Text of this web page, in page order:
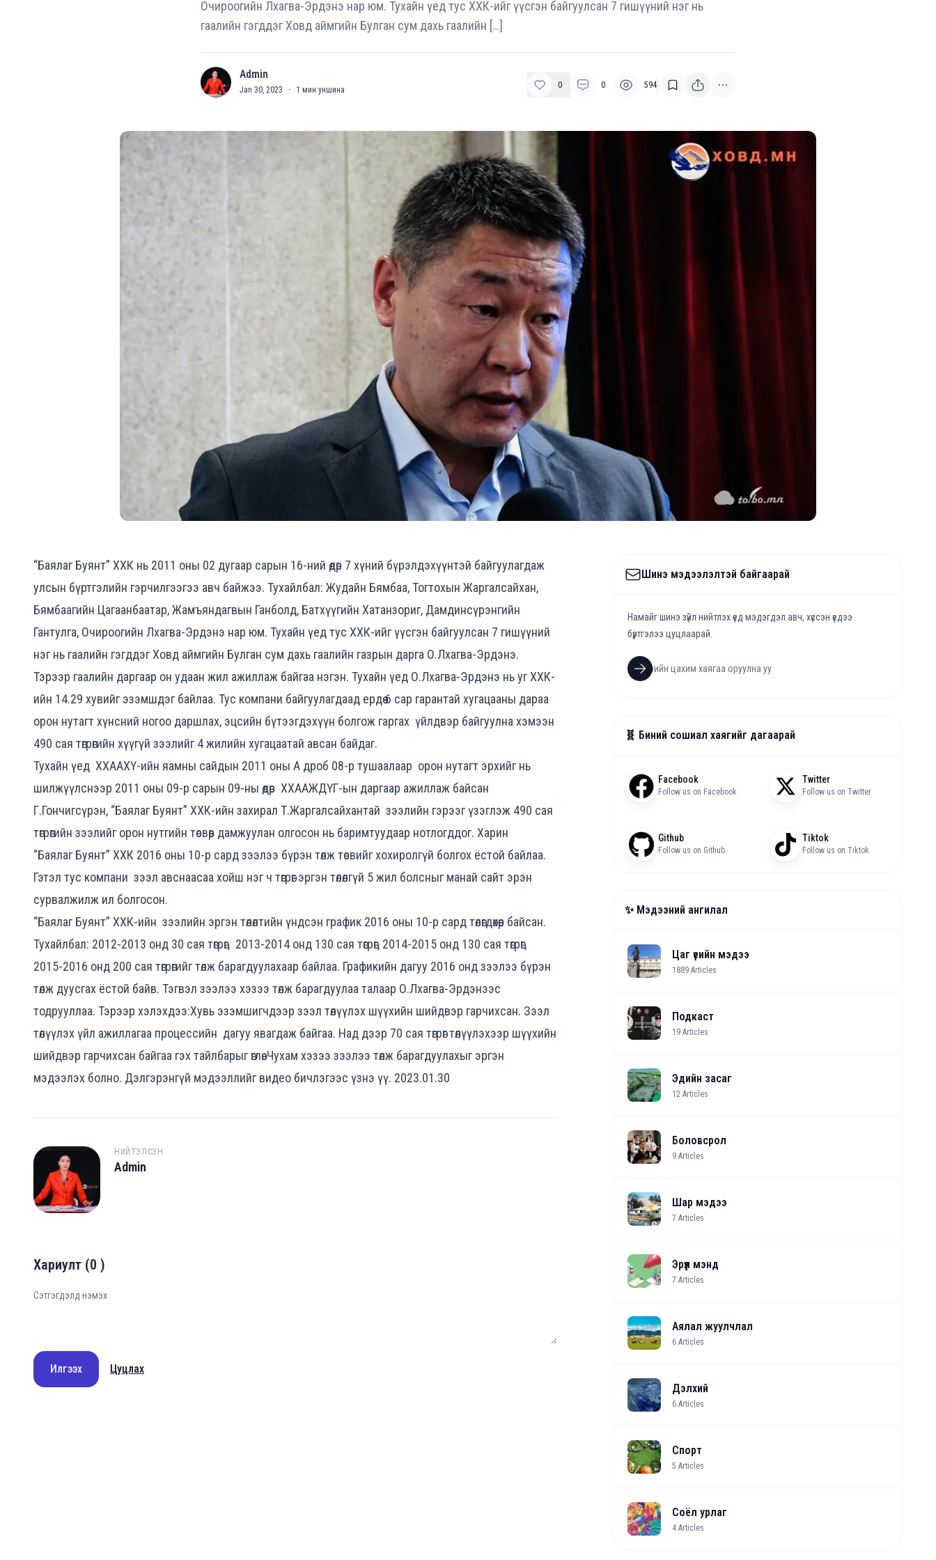
Очироогийн Лхагва-Эрдэнэ нар юм. Тухайн үед тус ХХК-ийг үүсгэн байгуулсан 7 гишүүний нэг нь
гаалийн гэгддэг Ховд аймгийн Булган сум дахь гаалийн […]
A Admin
Jan 30, 2023 · 1 мин уншина 0 0 594
“Баялаг Буянт” ХХК нь 2011 оны 02 дугаар сарын 16-ний өдөр 7 хүний бүрэлдэхүүнтэй байгуулагдаж
улсын бүртгэлийн гэрчилгээгээ авч байжээ. Тухайлбал: Жудайн Бямбаа, Тогтохын Жаргалсайхан,
Бямбаагийн Цагаанбаатар, Жамъяндагвын Ганболд, Батхүүгийн Хатанзориг, Дамдинсүрэнгийн
Гантулга, Очироогийн Лхагва-Эрдэнэ нар юм. Тухайн үед тус ХХК-ийг үүсгэн байгуулсан 7 гишүүний
нэг нь гаалийн гэгддэг Ховд аймгийн Булган сум дахь гаалийн газрын дарга О.Лхагва-Эрдэнэ.
Тэрээр гаалийн даргаар он удаан жил ажиллаж байгаа нэгэн. Тухайн үед О.Лхагва-Эрдэнэ нь уг ХХК-
ийн 14.29 хувийг эзэмшдэг байлаа. Тус компани байгуулагдаад ердөө 6 сар гарантай хугацааны дараа
орон нутагт хүнсний ногоо даршлах, эцсийн бүтээгдэхүүн болгож гаргах үйлдвэр байгуулна хэмээн
490 сая төгрөгийн хүүгүй зээлийг 4 жилийн хугацаатай авсан байдаг.
Тухайн үед ХХААХҮ-ийн яамны сайдын 2011 оны А дроб 08-р тушаалаар орон нутагт эрхийг нь
шилжүүлснээр 2011 оны 09-р сарын 09-ны өдөр ХХААЖДҮГ-ын даргаар ажиллаж байсан
Г.Гончигсүрэн, “Баялаг Буянт” ХХК-ийн захирал Т.Жаргалсайхантай зээлийн гэрээг үзэглэж 490 сая
төгрөгийн зээлийг орон нутгийн төсвөөр дамжуулан олгосон нь баримтуудаар нотлогддог. Харин
“Баялаг Буянт” ХХК 2016 оны 10-р сард зээлээ бүрэн төлж төсвийг хохиролгүй болгох ёстой байлаа.
Гэтэл тус компани зээл авснаасаа хойш нэг ч төгрөг эргэн төлөлгүй 5 жил болсныг манай сайт эрэн
сурвалжилж ил болгосон.
“Баялаг Буянт” ХХК-ийн зээлийн эргэн төлөлтийн үндсэн график 2016 оны 10-р сард төлөгдөхөөр байсан.
Тухайлбал: 2012-2013 онд 30 сая төгрөг, 2013-2014 онд 130 сая төгрөг, 2014-2015 онд 130 сая төгрөг,
2015-2016 онд 200 сая төгрөгийг төлж барагдуулахаар байлаа. Графикийн дагуу 2016 онд зээлээ бүрэн
төлж дуусгах ёстой байв. Тэгвэл зээлээ хэзээ төлж барагдуулаа талаар О.Лхагва-Эрдэнээс
тодрууллаа. Тэрээр хэлэхдээ:Хувь эзэмшигчдээр зээл төлүүлэх шүүхийн шийдвэр гарчихсан. Зээл
төлүүлэх үйл ажиллагаа процессийн дагуу явагдаж байгаа. Над дээр 70 сая төгрөг төлүүлэхээр шүүхийн
шийдвэр гарчихсан байгаа гэх тайлбарыг өглөө. Чухам хэзээ зээлээ төлж барагдуулахыг эргэн
мэдээлэх болно. Дэлгэрэнгүй мэдээллийг видео бичлэгээс үзнэ үү. 2023.01.30
A
НИЙТЭЛСЭН
Admin
Хариулт (0 )
Илгээх Цуцлах
Шинэ мэдээлэлтэй байгаарай
Намайг шинэ зүйл нийтлэх үед мэдэгдэл авч, хүссэн үедээ
бүртгэлээ цуцлаарай.
🧬 Биний сошиал хаягийг дагаарай
Facebook
Follow us on Facebook
Twitter
Follow us on Twitter
Github
Follow us on Github
Tiktok
Follow us on Tiktok
✨ Мэдээний ангилал
Цаг үеийн мэдээ
1889 Articles
Подкаст
19 Articles
Эдийн засаг
12 Articles
Боловсрол
9 Articles
Шар мэдээ
7 Articles
Эрүүл мэнд
7 Articles
Аялал жуулчлал
6 Articles
Дэлхий
6 Articles
Спорт
5 Articles
Соёл урлаг
4 Articles